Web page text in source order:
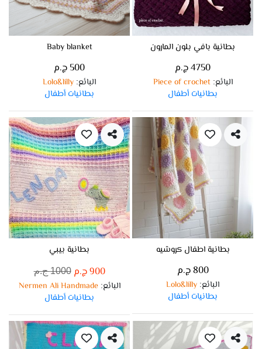
بطانية بافي بلون المارون
4750 ج.م
البائع:
Piece of crochet
بطانيات أطفال
Baby blanket
500 ج.م
البائع:
Lolo&lilly
بطانيات أطفال
بطانية اطفال كروشيه
800 ج.م
البائع:
Lolo&lilly
بطانيات أطفال
بطانية بيبي
900 ج.م 1000 ج.م
البائع:
Nermen Ali Handmade
بطانيات أطفال